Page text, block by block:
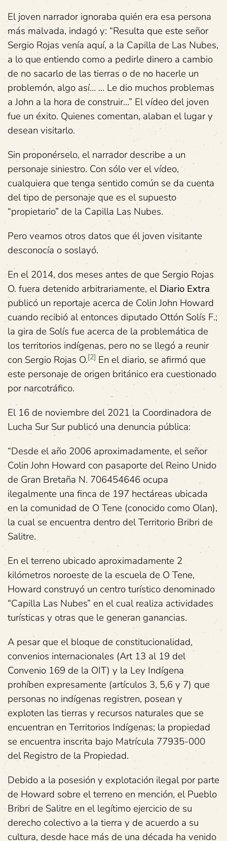
El joven narrador ignoraba quién era esa persona
más malvada, indagó y: “Resulta que este señor
Sergio Rojas venía aquí, a la Capilla de Las Nubes,
a lo que entiendo como a pedirle dinero a cambio
de no sacarlo de las tierras o de no hacerle un
problemón, algo así… … Le dio muchos problemas
a John a la hora de construir…” El vídeo del joven
fue un éxito. Quienes comentan, alaban el lugar y
desean visitarlo.
Sin proponérselo, el narrador describe a un
personaje siniestro. Con sólo ver el vídeo,
cualquiera que tenga sentido común se da cuenta
del tipo de personaje que es el supuesto
“propietario” de la Capilla Las Nubes.
Pero veamos otros datos que él joven visitante
desconocía o soslayó.
En el 2014, dos meses antes de que Sergio Rojas
O. fuera detenido arbitrariamente, elDiario Extra
publicó un reportaje acerca de Colin John Howard
cuando recibió al entonces diputado Ottón Solís F.;
la gira de Solís fue acerca de la problemática de
los territorios indígenas, pero no se llegó a reunir
con Sergio Rojas O.[2]En el diario, se afirmó que
este personaje de origen británico era cuestionado
por narcotráfico.
El 16 de noviembre del 2021 la Coordinadora de
Lucha Sur Sur publicó una denuncia pública:
“Desde el año 2006 aproximadamente, el señor
Colin John Howard con pasaporte del Reino Unido
de Gran Bretaña N. 706454646 ocupa
ilegalmente una finca de 197 hectáreas ubicada
en la comunidad de O Tene (conocido como Olan),
la cual se encuentra dentro del Territorio Bribri de
Salitre.
En el terreno ubicado aproximadamente 2
kilómetros noroeste de la escuela de O Tene,
Howard construyó un centro turístico denominado
“Capilla Las Nubes” en el cual realiza actividades
turísticas y otras que le generan ganancias.
A pesar que el bloque de constitucionalidad,
convenios internacionales (Art 13 al 19 del
Convenio 169 de la OIT) y la Ley Indígena
prohíben expresamente (artículos 3, 5,6 y 7) que
personas no indígenas registren, posean y
exploten las tierras y recursos naturales que se
encuentran en Territorios Indígenas; la propiedad
se encuentra inscrita bajo Matrícula 77935-000
del Registro de la Propiedad.
Debido a la posesión y explotación ilegal por parte
de Howard sobre el terreno en mención, el Pueblo
Bribri de Salitre en el legítimo ejercicio de su
derecho colectivo a la tierra y de acuerdo a su
cultura, desde hace más de una década ha venido